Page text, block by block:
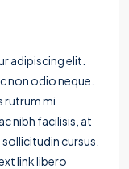
adipiscing elit.
non odio neque.
rutrum mi
nibh facilisis, at
cursus.
link libero